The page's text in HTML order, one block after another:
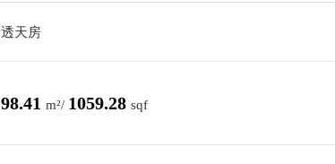
透天房
98.41 m²/ 1059.28 sqf